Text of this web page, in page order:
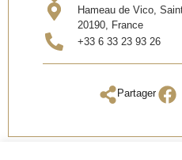
Hameau de Vico,
20190, France
+33 6 33 23 93 26
Partager